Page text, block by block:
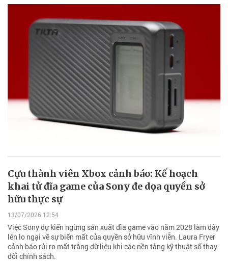
Cựu thành viên Xbox cảnh báo: Kế hoạch
khai tử đĩa game của Sony đe dọa quyền sở
hữu thực sự
13/07/2026 12:54
Việc Sony dự kiến ngừng sản xuất đĩa game vào năm 2028 làm dấy
lên lo ngại về sự biến mất của quyền sở hữu vĩnh viễn. Laura Fryer
cảnh báo rủi ro mất trắng dữ liệu khi các nền tảng kỹ thuật số thay
đổi chính sách.